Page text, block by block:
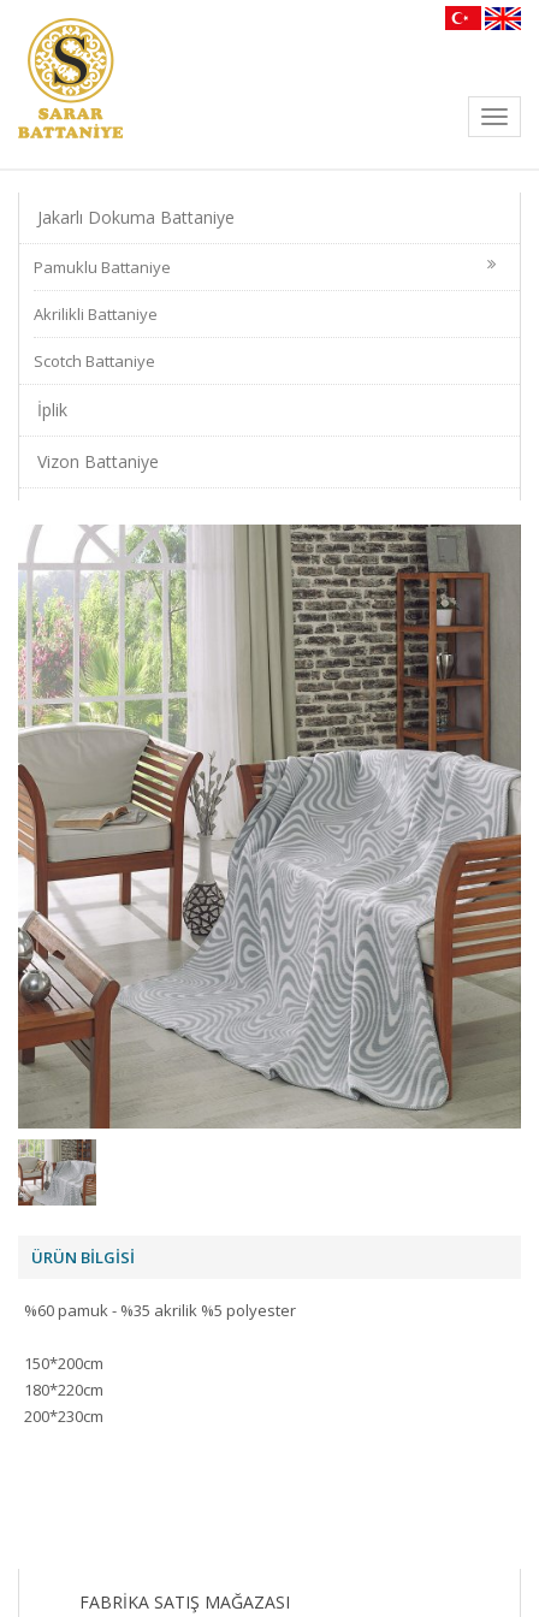
Jakarlı Dokuma Battaniye
Pamuklu Battaniye
Akrilikli Battaniye
Scotch Battaniye
İplik
Vizon Battaniye
ÜRÜN BİLGİSİ
%60 pamuk - %35 akrilik %5 polyester
150*200cm
180*220cm
200*230cm
FABRİKA SATIŞ MAĞAZASI